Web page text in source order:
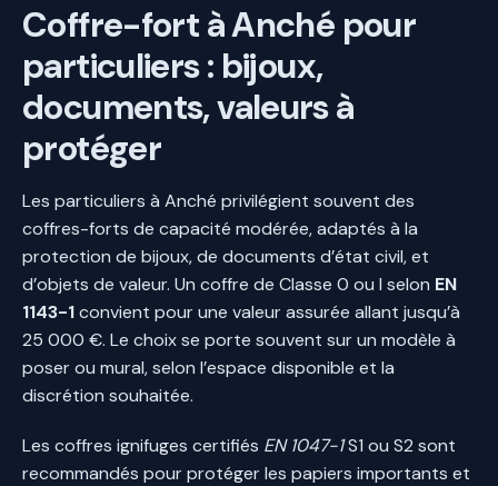
Coffre-fort à Anché pour
particuliers : bijoux,
documents, valeurs à
protéger
Les particuliers à Anché privilégient souvent des
coffres-forts de capacité modérée, adaptés à la
protection de bijoux, de documents d’état civil, et
d’objets de valeur. Un coffre de Classe 0 ou I selon EN
1143-1convient pour une valeur assurée allant jusqu’à
25 000 €. Le choix se porte souvent sur un modèle à
poser ou mural, selon l’espace disponible et la
discrétion souhaitée.
Les coffres ignifuges certifiés EN 1047-1S1 ou S2 sont
recommandés pour protéger les papiers importants et